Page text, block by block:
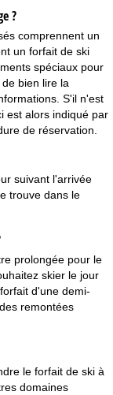
?
comprennent un
un forfait de ski
spéciaux pour
bien lire la
S'il n'est
est alors indiqué par
de réservation.
suivant l'arrivée
trouve dans le
prolongée pour le
skier le jour
d'une demi-
remontées
le forfait de ski à
domaines